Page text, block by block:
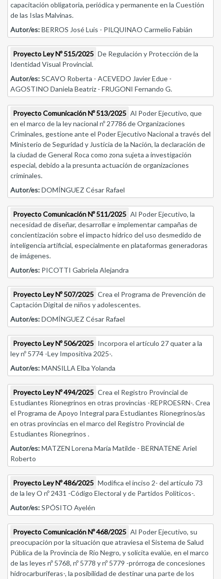
capacitación obligatoria, periódica y permanente en la Cuestión
de las Islas Malvinas.
Autor/es:BERROS José Luis - PILQUINAO Carmelio Fabián
Proyecto Ley Nº 515/2025 De Regulación y Protección de la
Identidad Visual Provincial.
Autor/es:SCAVO Roberta - ACEVEDO Javier Edue -
AGOSTINO Daniela Beatriz - FRUGONI Fernando G.
Proyecto Comunicación Nº 513/2025 Al Poder Ejecutivo, que
en el marco de la ley nacional nº 27786 de Organizaciones
Criminales, gestione ante el Poder Ejecutivo Nacional a través del
Ministerio de Seguridad y Justicia de la Nación, la declaración de
la ciudad de General Roca como zona sujeta a investigación
especial, debido a la presunta actuación de organizaciones
criminales.
Autor/es:DOMÍNGUEZ César Rafael
Proyecto Comunicación Nº 511/2025 Al Poder Ejecutivo, la
necesidad de diseñar, desarrollar e implementar campañas de
concientización sobre el impacto hídrico del uso desmedido de
inteligencia artificial, especialmente en plataformas generadoras
de imágenes.
Autor/es: PICOTTI Gabriela Alejandra
Proyecto Ley Nº 507/2025 Crea el Programa de Prevención de
Captación Digital de niños y adolescentes.
Autor/es:DOMÍNGUEZ César Rafael
Proyecto Ley Nº 506/2025 Incorpora el artículo 27 quater a la
ley nº 5774 -Ley Impositiva 2025-.
Autor/es:MANSILLA Elba Yolanda
Proyecto Ley Nº 494/2025 Crea el Registro Provincial de
Estudiantes Rionegrinos en otras provincias -REPROESRN-. Crea
el Programa de Apoyo Integral para Estudiantes Rionegrinos/as
en otras provincias en el marco del Registro Provincial de
Estudiantes Rionegrinos .
Autor/es:MATZEN Lorena María Matilde - BERNATENE Ariel
Roberto
Proyecto Ley Nº 486/2025 Modifica el inciso 2- del artículo 73
de la ley O nº 2431 -Código Electoral y de Partidos Políticos-.
Autor/es:SPÓSITO Ayelén
Proyecto Comunicación Nº 468/2025 Al Poder Ejecutivo, su
preocupación por la situación que atraviesa el Sistema de Salud
Pública de la Provincia de Río Negro, y solicita evalúe, en el marco
de las leyes nº 5768, nº 5778 y nº 5779 -prórroga de concesiones
hidrocarburíferas-, la posibilidad de destinar una parte de los